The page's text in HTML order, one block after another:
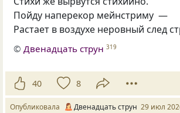
Пойду наперекор мейнстриму —
Растает в воздухе неровный след
© Двенадцать струн 319
40 8
Опубликовала Двенадцать струн 29 июл